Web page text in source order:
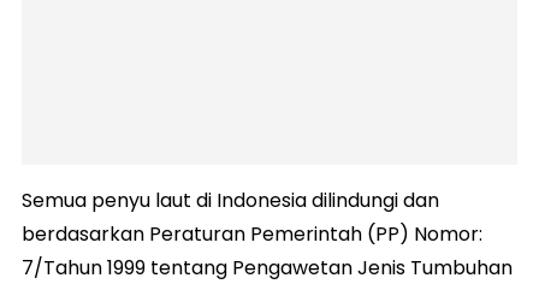
Semua penyu laut di Indonesia dilindungi dan
berdasarkan Peraturan Pemerintah (PP) Nomor:
7/Tahun 1999 tentang Pengawetan Jenis Tumbuhan